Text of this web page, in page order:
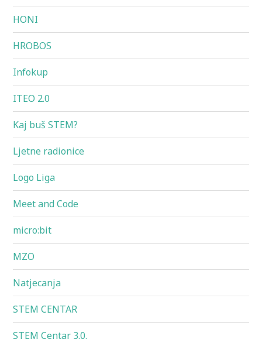
HONI
HROBOS
Infokup
ITEO 2.0
Kaj buš STEM?
Ljetne radionice
Logo Liga
Meet and Code
micro:bit
MZO
Natjecanja
STEM CENTAR
STEM Centar 3.0.